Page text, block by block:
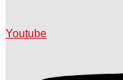
Youtube